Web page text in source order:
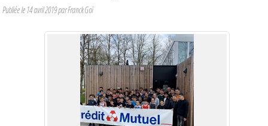
Publiée le 14 avril 2019par Franck Goï